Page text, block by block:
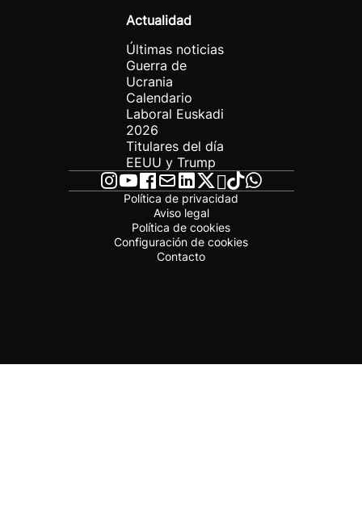
Actualidad
Últimas noticias
Guerra de
Ucrania
Calendario
Laboral Euskadi
2026
Titulares del día
EEUU y Trump
Política de privacidad
Aviso legal
Política de cookies
Configuración de cookies
Contacto